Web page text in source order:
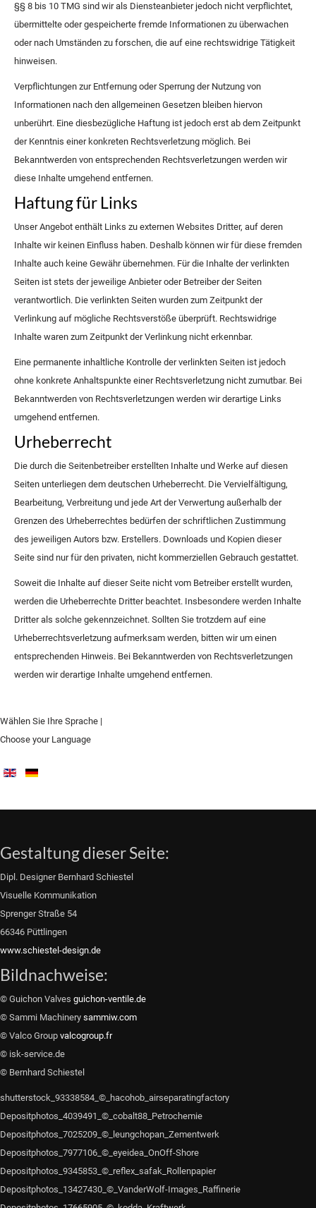
§§ 8 bis 10 TMG sind wir als Diensteanbieter jedoch nicht verpflichtet,
übermittelte oder gespeicherte fremde Informationen zu überwachen
oder nach Umständen zu forschen, die auf eine rechtswidrige Tätigkeit
hinweisen.
Verpflichtungen zur Entfernung oder Sperrung der Nutzung von
Informationen nach den allgemeinen Gesetzen bleiben hiervon
unberührt. Eine diesbezügliche Haftung ist jedoch erst ab dem Zeitpunkt
der Kenntnis einer konkreten Rechtsverletzung möglich. Bei
Bekanntwerden von entsprechenden Rechtsverletzungen werden wir
diese Inhalte umgehend entfernen.
Haftung für Links
Unser Angebot enthält Links zu externen Websites Dritter, auf deren
Inhalte wir keinen Einfluss haben. Deshalb können wir für diese fremden
Inhalte auch keine Gewähr übernehmen. Für die Inhalte der verlinkten
Seiten ist stets der jeweilige Anbieter oder Betreiber der Seiten
verantwortlich. Die verlinkten Seiten wurden zum Zeitpunkt der
Verlinkung auf mögliche Rechtsverstöße überprüft. Rechtswidrige
Inhalte waren zum Zeitpunkt der Verlinkung nicht erkennbar.
Eine permanente inhaltliche Kontrolle der verlinkten Seiten ist jedoch
ohne konkrete Anhaltspunkte einer Rechtsverletzung nicht zumutbar. Bei
Bekanntwerden von Rechtsverletzungen werden wir derartige Links
umgehend entfernen.
Urheberrecht
Die durch die Seitenbetreiber erstellten Inhalte und Werke auf diesen
Seiten unterliegen dem deutschen Urheberrecht. Die Vervielfältigung,
Bearbeitung, Verbreitung und jede Art der Verwertung außerhalb der
Grenzen des Urheberrechtes bedürfen der schriftlichen Zustimmung
des jeweiligen Autors bzw. Erstellers. Downloads und Kopien dieser
Seite sind nur für den privaten, nicht kommerziellen Gebrauch gestattet.
Soweit die Inhalte auf dieser Seite nicht vom Betreiber erstellt wurden,
werden die Urheberrechte Dritter beachtet. Insbesondere werden Inhalte
Dritter als solche gekennzeichnet. Sollten Sie trotzdem auf eine
Urheberrechtsverletzung aufmerksam werden, bitten wir um einen
entsprechenden Hinweis. Bei Bekanntwerden von Rechtsverletzungen
werden wir derartige Inhalte umgehend entfernen.
Wählen Sie Ihre Sprache |
Choose your Language
Gestaltung dieser Seite:
Dipl. Designer Bernhard Schiestel
Visuelle Kommunikation
Sprenger Straße 54
66346 Püttlingen
www.schiestel-design.de
Bildnachweise:
© Guichon Valves guichon-ventile.de
© Sammi Machinery sammiw.com
© Valco Group valcogroup.fr
© isk-service.de
© Bernhard Schiestel
shutterstock_93338584_©_hacohob_airseparatingfactory
Depositphotos_4039491_©_cobalt88_Petrochemie
Depositphotos_7025209_©_leungchopan_Zementwerk
Depositphotos_7977106_©_eyeidea_OnOff-Shore
Depositphotos_9345853_©_reflex_safak_Rollenpapier
Depositphotos_13427430_©_VanderWolf-Images_Raffinerie